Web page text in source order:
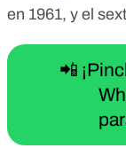
en 1961, y el
📲